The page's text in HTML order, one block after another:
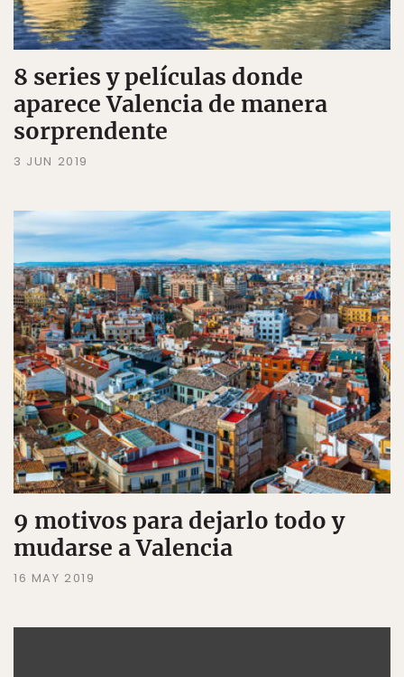
8 series y películas donde
aparece Valencia de manera
sorprendente
3 JUN 2019
9 motivos para dejarlo todo y
mudarse a Valencia
16 MAY 2019